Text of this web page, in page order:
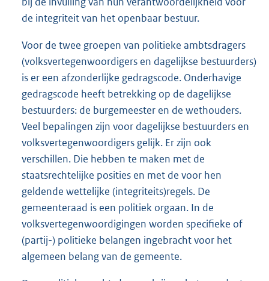
de integriteit van het openbaar bestuur.
Voor de twee groepen van politieke ambtsdragers
(volksvertegenwoordigers en dagelijkse bestuurders)
is er een afzonderlijke gedragscode. Onderhavige
gedragscode heeft betrekking op de dagelijkse
bestuurders: de burgemeester en de wethouders.
Veel bepalingen zijn voor dagelijkse bestuurders en
volksvertegenwoordigers gelijk. Er zijn ook
verschillen. Die hebben te maken met de
staatsrechtelijke posities en met de voor hen
geldende wettelijke (integriteits)regels. De
gemeenteraad is een politiek orgaan. In de
volksvertegenwoordigingen worden specifieke of
(partij-) politieke belangen ingebracht voor het
algemeen belang van de gemeente.